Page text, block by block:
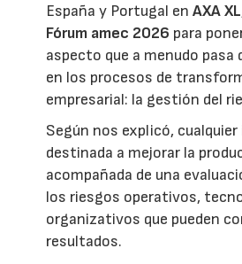
España y Portugal enAXA XL
Fórum amec 2026 para
aspecto que a menudo pasa
en los procesos de
empresarial: la gestión del
Según nos explicó,
destinada a mejorar la
acompañada de una
los riesgos operativos,
organizativos que pueden
resultados.